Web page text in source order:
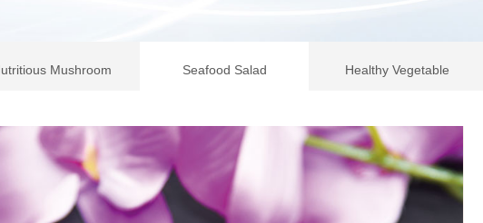
Mushroom Seafood Salad Healthy Vegetable